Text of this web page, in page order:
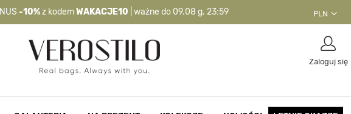
-10%z kodemWAKACJE10 | ważne do 09.08 g. 23:59
WAKACJE10 | nie dotyczy produktów z flagą OKAZJA >
PLN
Zaloguj się